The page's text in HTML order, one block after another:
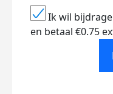
Ik wil
en betaal €0.75